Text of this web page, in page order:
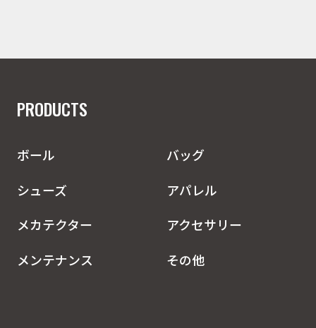
PRODUCTS
ボール
バッグ
シューズ
アパレル
メカテクター
アクセサリー
メンテナンス
その他